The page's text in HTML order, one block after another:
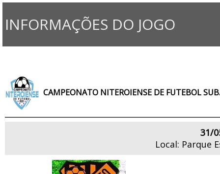
INFORMAÇÕES DO JOGO
CAMPEONATO NITEROIENSE DE FUTEBOL
31/
Local: Parque